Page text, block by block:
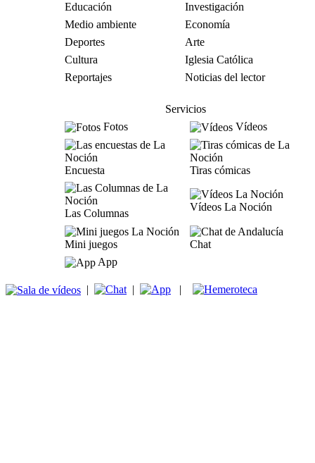
Educación
Investigación
Medio ambiente
Economía
Deportes
Arte
Cultura
Iglesia Católica
Reportajes
Noticias del lector
Servicios
Fotos
Vídeos
Encuesta Tiras cómicas
Las Columnas
Vídeos La Noción
Mini juegos
Chat
App
| | |